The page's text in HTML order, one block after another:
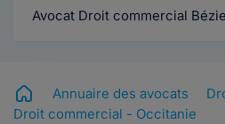
Avocat Droit commercial
Annuaire des avocats
Droit commercial - Occitanie